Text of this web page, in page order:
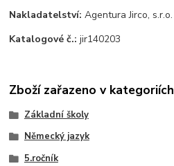
Nakladatelství:Agentura Jirco, s.r.o.
Katalogové č.: jir140203
Zboží zařazeno v kategoriích
Základní školy
Německý jazyk
5.ročník